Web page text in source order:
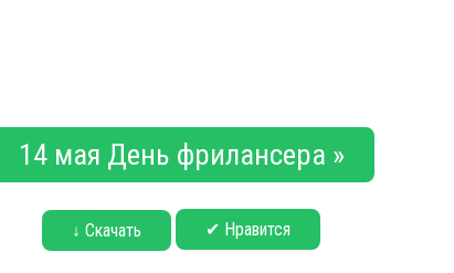
14 мая День фрилансера »
↓ Скачать ✔ Нравится